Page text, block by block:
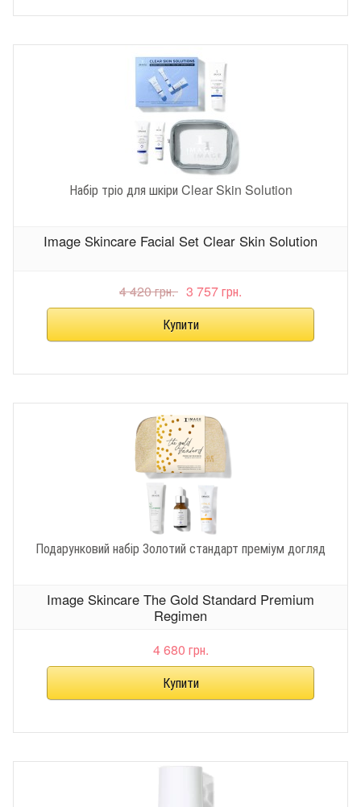
Набір тріо для шкіри Clear Skin Solution
Image Skincare Facial Set Clear Skin Solution
4 420 грн. 3 757 грн.
Подарунковий набір Золотий стандарт преміум догляд
Image Skincare The Gold Standard Premium
Regimen
4 680 грн.